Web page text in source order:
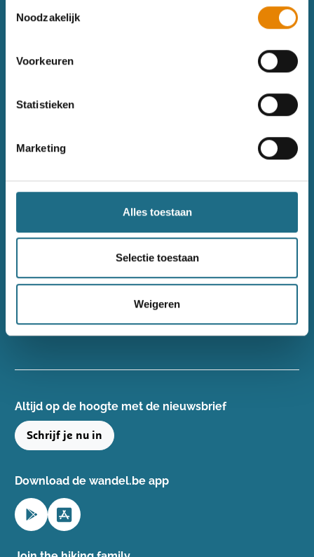
Noodzakelijk
Voorkeuren
Statistieken
Marketing
Alles toestaan
Selectie toestaan
Weigeren
Wandelinspiratie
Gezondheid
+32(0)50 40 51 40
info@wandelsport.be
BE 0643 481 073
Altijd op de hoogte ​met de nieuwsbrief
Schrijf je nu in
Download de wandel.be app